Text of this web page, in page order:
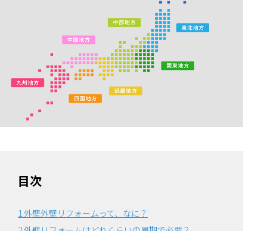
目次
1.外壁外壁リフォームって、なに？